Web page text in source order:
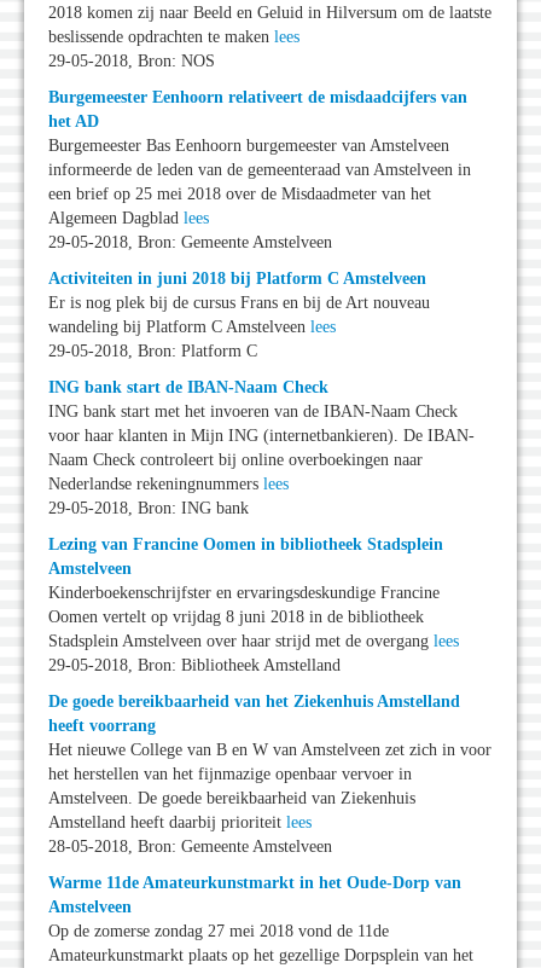
2018 komen zij naar Beeld en Geluid in Hilversum om de laatste
beslissende opdrachten te maken lees
29-05-2018, Bron: NOS
Burgemeester Eenhoorn relativeert de misdaadcijfers van
het AD
Burgemeester Bas Eenhoorn burgemeester van Amstelveen
informeerde de leden van de gemeenteraad van Amstelveen in
een brief op 25 mei 2018 over de Misdaadmeter van het
Algemeen Dagblad lees
29-05-2018, Bron: Gemeente Amstelveen
Activiteiten in juni 2018 bij Platform C Amstelveen
Er is nog plek bij de cursus Frans en bij de Art nouveau
wandeling bij Platform C Amstelveen lees
29-05-2018, Bron: Platform C
ING bank start de IBAN-Naam Check
ING bank start met het invoeren van de IBAN-Naam Check
voor haar klanten in Mijn ING (internetbankieren). De IBAN-
Naam Check controleert bij online overboekingen naar
Nederlandse rekeningnummers lees
29-05-2018, Bron: ING bank
Lezing van Francine Oomen in bibliotheek Stadsplein
Amstelveen
Kinderboekenschrijfster en ervaringsdeskundige Francine
Oomen vertelt op vrijdag 8 juni 2018 in de bibliotheek
Stadsplein Amstelveen over haar strijd met de overgang lees
29-05-2018, Bron: Bibliotheek Amstelland
De goede bereikbaarheid van het Ziekenhuis Amstelland
heeft voorrang
Het nieuwe College van B en W van Amstelveen zet zich in voor
het herstellen van het fijnmazige openbaar vervoer in
Amstelveen. De goede bereikbaarheid van Ziekenhuis
Amstelland heeft daarbij prioriteit lees
28-05-2018, Bron: Gemeente Amstelveen
Warme 11de Amateurkunstmarkt in het Oude-Dorp van
Amstelveen
Op de zomerse zondag 27 mei 2018 vond de 11de
Amateurkunstmarkt plaats op het gezellige Dorpsplein van het